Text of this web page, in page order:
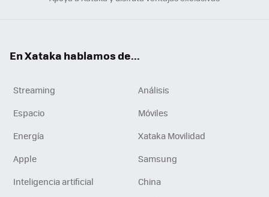
En Xataka hablamos de...
Streaming
Análisis
Espacio
Móviles
Energía
Xataka Movilidad
Apple
Samsung
Inteligencia artificial
China